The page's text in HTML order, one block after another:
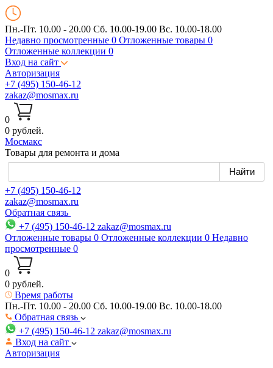
Пн.-Пт. 10.00 - 20.00 Сб. 10.00-19.00 Вс. 10.00-18.00
Недавно просмотренные 0 Отложенные товары 0
Отложенные коллекции 0
Вход на сайт
Авторизация
+7 (495) 150-46-12
zakaz@mosmax.ru
0
0 рублей.
Мосмакс
Товары для ремонта и дома
+7 (495) 150-46-12
zakaz@mosmax.ru
Обратная связь
+7 (495) 150-46-12 zakaz@mosmax.ru
Отложенные товары 0 Отложенные коллекции 0 Недавно
просмотренные 0
0
0 рублей.
Время работы
Пн.-Пт. 10.00 - 20.00 Сб. 10.00-19.00 Вс. 10.00-18.00
Обратная связь
+7 (495) 150-46-12 zakaz@mosmax.ru
Вход на сайт
Авторизация